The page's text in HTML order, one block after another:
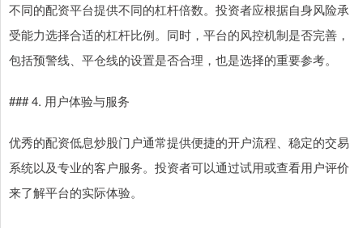
不同的配资平台提供不同的杠杆倍数。投资者应根据自身风险承
受能力选择合适的杠杆比例。同时，平台的风控机制是否完善，
包括预警线、平仓线的设置是否合理，也是选择的重要参考。
### 4. 用户体验与服务
优秀的配资低息炒股门户通常提供便捷的开户流程、稳定的交易
系统以及专业的客户服务。投资者可以通过试用或查看用户评价
来了解平台的实际体验。